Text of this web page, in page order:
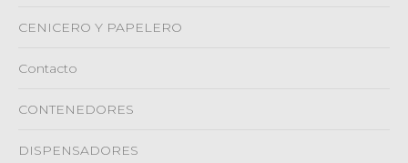
CENICERO Y PAPELERO
Contacto
CONTENEDORES
DISPENSADORES